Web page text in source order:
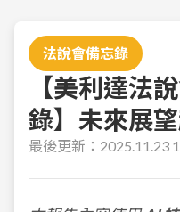
法說會備忘錄
【美利達法
錄】未來展
最後更新： 2025.11.23